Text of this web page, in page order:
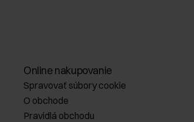
Online nakupovanie
Spravovať súbory cookie
O obchode
Pravidlá obchodu